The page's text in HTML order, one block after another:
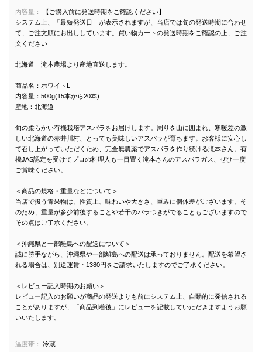
内容量：
【ご購入前に発送時期をご確認ください】
システム上、「最短発送日」が表示されますが、当店では旬の発送時期に合わせ
て、ご注文順にお出ししています。買い物カートの発送時期をご確認の上、ご注
文ください
北海道 滝本農場より産地直送します。
商品名：ホワイトL
内容量：500g(15本から20本)
産地：北海道
旬の柔らかい有機栽培アスパラをお届けします。周りを山に囲まれ、寒暖差の激
しい北海道の赤井川村、とっても美味しいアスパラが育ちます。お客様に安心し
て召し上がっていただくため、完全無農薬でアスパラを作り続ける滝本さん。有
機JAS認定を受けてプロの料理人も一目置く滝本さんのアスパラガス、ぜひ一度
ご賞味ください。
＜商品の規格・重量などについて＞
当店で扱う青果物は、性質上、味わいや大きさ、重みに個体差がございます。そ
のため、重量が多少前後することや若干のバラつきがでることもございますので
その点はご了承ください。
＜沖縄県と一部離島への配送について＞
誠に勝手ながら、沖縄県や一部離島への配送は承っておりません。配送を希望さ
れる場合は、別途運賃・1380円をご請求いたしますのでご了承ください。
＜レビュー記入時期のお願い＞
レビュー記入のお願いが商品の発送よりも前にシステム上、自動的に発信される
ことがありますが、「商品到着後」にレビューを記載していただきますようお願
いいたします。
温度帯： 冷蔵